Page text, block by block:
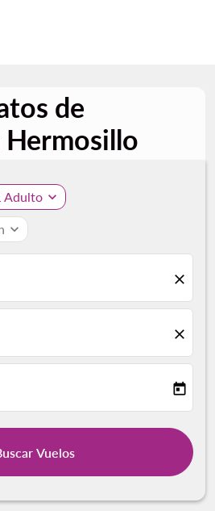
de
Hermosillo
Adulto expand_more
expand_more
close
close
aria-label today
Vuelos